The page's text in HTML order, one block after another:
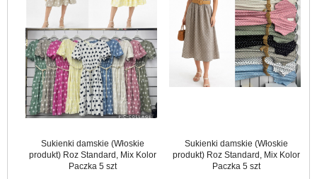
Sukienki damskie (Włoskie
produkt) Roz Standard, Mix Kolor
Paczka 5 szt
Sukienki damskie (Włoskie
produkt) Roz Standard, Mix Kolor
Paczka 5 szt